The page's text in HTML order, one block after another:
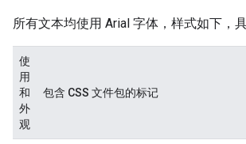
所有文本均使用 Arial 字体，样式如下，
使
用
和
外
观
包含 CSS 文件包的标记